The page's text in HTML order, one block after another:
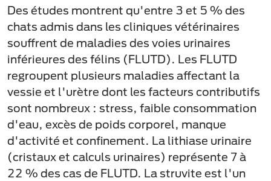
Des études montrent qu'entre 3 et 5 % des
chats admis dans les cliniques vétérinaires
souffrent de maladies des voies urinaires
inférieures des félins (FLUTD). Les FLUTD
regroupent plusieurs maladies affectant la
vessie et l'urètre dont les facteurs contributifs
sont nombreux : stress, faible consommation
d'eau, excès de poids corporel, manque
d'activité et confinement. La lithiase urinaire
(cristaux et calculs urinaires) représente 7 à
22 % des cas de FLUTD. La struvite est l'un